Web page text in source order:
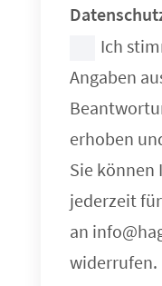
Ich
Angaben
erhoben
Sie können
jederzeit
an